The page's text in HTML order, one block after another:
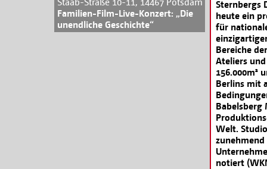
Familien-Film-Live-Konzert: „Die
unendliche Geschichte“
Sternbergs
heute ein
für
Bereiche
Ateliers
156.000m²
Berlins mit
Babelsberg
Welt.
zunehmend
notiert